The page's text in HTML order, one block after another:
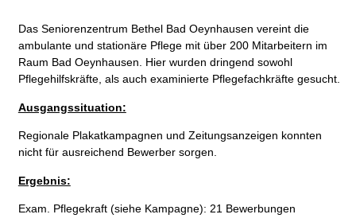
Das Seniorenzentrum Bethel Bad Oeynhausen vereint die
ambulante und stationäre Pflege mit über 200 Mitarbeitern im
Raum Bad Oeynhausen. Hier wurden dringend sowohl
Pflegehilfskräfte, als auch examinierte Pflegefachkräfte gesucht.
Ausgangssituation:
Regionale Plakatkampagnen und Zeitungsanzeigen konnten
nicht für ausreichend Bewerber sorgen.
Ergebnis:
Exam. Pflegekraft (siehe Kampagne): 21 Bewerbungen